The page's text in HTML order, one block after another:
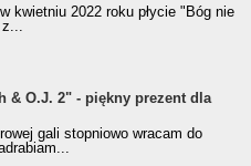
kwietniu 2022 roku płycie "Bóg nie
& O.J. 2" - piękny prezent dla
gali stopniowo wracam do